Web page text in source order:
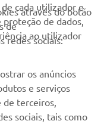
cada utilizador e
de dados,
ao utilizador
através do botão
de
redes sociais:
os anúncios
e serviços
de terceiros,
sociais, tais como